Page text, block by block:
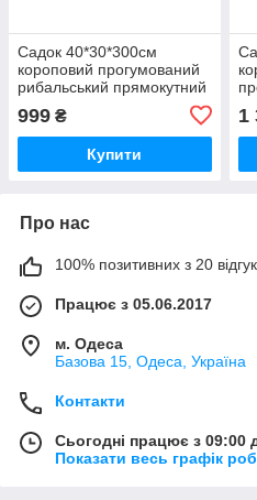
Садок 40*30*300см
короповий прогумований
рибальський прямокутний
999 ₴
Купити
1
Про нас
100% позитивних з 20
Працює з 05.06.2017
м. Одеса
Базова 15, Одеса, Україна
Контакти
Сьогодні працює з 09:00
Показати весь графік